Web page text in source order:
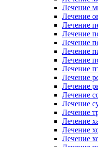
Лечение
Лечение
Лечение
Лечение
Лечение
Лечение
Лечение
Лечение
Лечение
Лечение
Лечение
Лечение
Лечение
Лечение
Лечение
Лечение